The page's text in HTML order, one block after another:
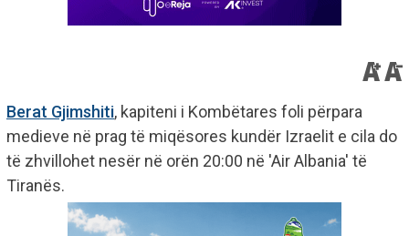
Berat Gjimshiti, kapiteni i Kombëtares foli përpara
medieve në prag të miqësores kundër Izraelit e cila do
të zhvillohet nesër në orën 20:00 në 'Air Albania' të
Tiranës.